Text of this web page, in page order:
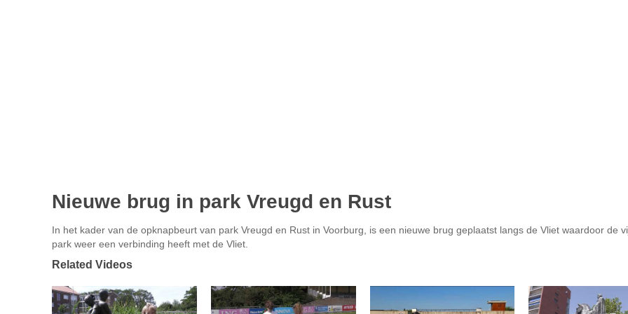
Nieuwe brug in park Vreugd en Rust
In het kader van de opknapbeurt van park Vreugd en Rust in Voorburg, is een nieuwe brug geplaatst langs de Vliet waardoor de
park weer een verbinding heeft met de Vliet.
Related Videos